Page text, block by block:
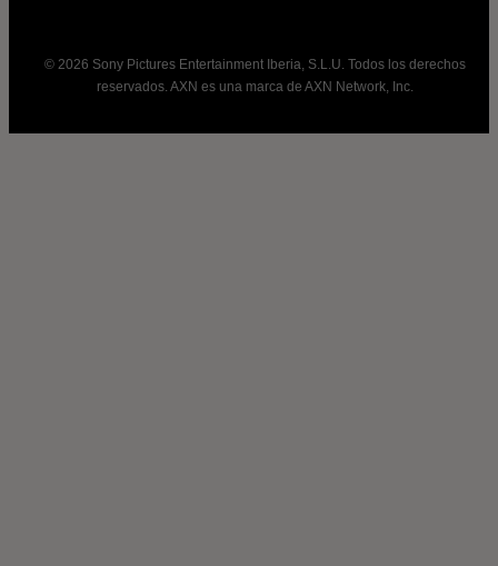
© 2026 Sony Pictures Entertainment Iberia, S.L.U. Todos los derechos
reservados. AXN es una marca de AXN Network, Inc.